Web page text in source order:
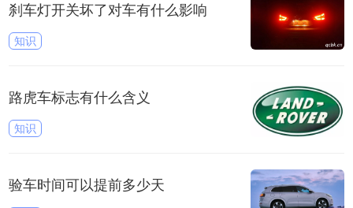
刹车灯开关坏了对车有什么影响
知识
路虎车标志有什么含义
知识
验车时间可以提前多少天